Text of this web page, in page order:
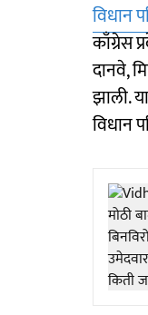
विधान
काँग्रेस
दानवे,
झाली.
विधान